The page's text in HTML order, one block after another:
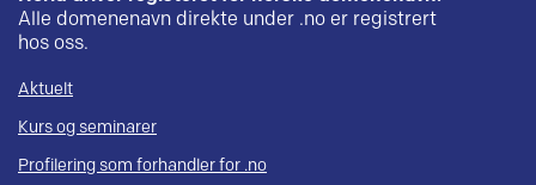
Alle domenenavn direkte under .no er registrert
hos oss.
Aktuelt
Kurs og seminarer
Profilering som forhandler for .no